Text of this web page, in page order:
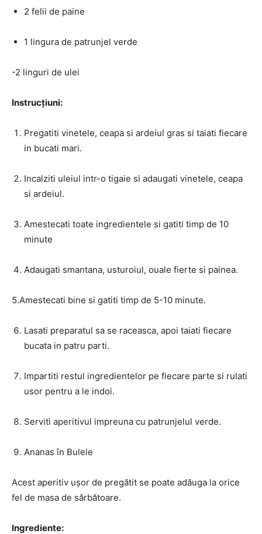
2 felii de paine
1 lingura de patrunjel verde
-2 linguri de ulei
Instrucțiuni:
Pregatiti vinetele, ceapa si ardeiul gras si taiati fiecare
in bucati mari.
Incalziti uleiul intr-o tigaie si adaugati vinetele, ceapa
si ardeiul.
Amestecati toate ingredientele si gatiti timp de 10
minute
Adaugati smantana, usturoiul, ouale fierte si painea.
5.Amestecati bine si gatiti timp de 5-10 minute.
Lasati preparatul sa se raceasca, apoi taiati fiecare
bucata in patru parti.
Impartiti restul ingredientelor pe fiecare parte si rulati
usor pentru a le indoi.
Serviti aperitivul impreuna cu patrunjelul verde.
Ananas în Bulele
Acest aperitiv ușor de pregătit se poate adăuga la orice
fel de masa de sărbătoare.
Ingrediente: